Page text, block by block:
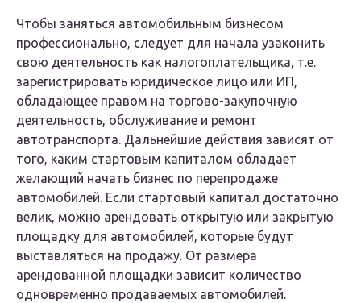
Чтобы заняться автомобильным бизнесом
профессионально, следует для начала узаконить
свою деятельность как налогоплательщика, т.е.
зарегистрировать юридическое лицо или ИП,
обладающее правом на торгово-закупочную
деятельность, обслуживание и ремонт
автотранспорта. Дальнейшие действия зависят от
того, каким стартовым капиталом обладает
желающий начать бизнес по перепродаже
автомобилей. Если стартовый капитал достаточно
велик, можно арендовать открытую или закрытую
площадку для автомобилей, которые будут
выставляться на продажу. От размера
арендованной площадки зависит количество
одновременно продаваемых автомобилей.